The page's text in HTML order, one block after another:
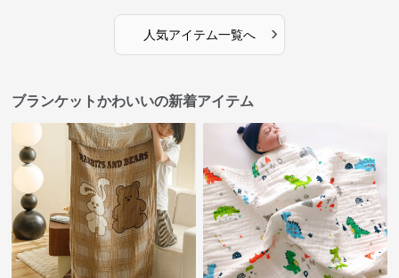
人気アイテム一覧へ ›
ブランケットかわいいの新着アイテム